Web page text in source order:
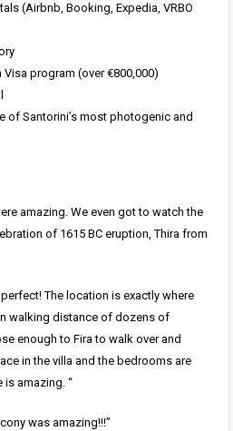
(Airbnb, Booking, Expedia, VRBO
program (over €800,000)
of Santorini’s most photogenic and
amazing. We even got to watch the
of 1615 BC eruption, Thira from
The location is exactly where
walking distance of dozens of
enough to Fira to walk over and
in the villa and the bedrooms are
is amazing. “
was amazing!!!”